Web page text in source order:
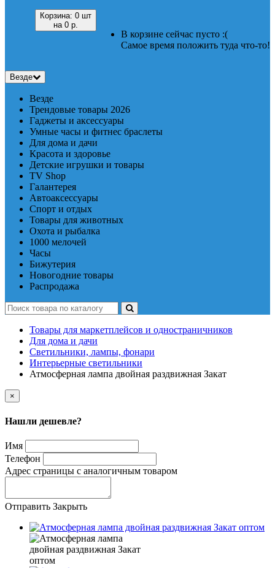
Корзина: 0 шт
на 0 р.
В корзине сейчас пусто :(
Самое время положить туда что-то!
Везде
Везде
Трендовые товары 2026
Гаджеты и аксессуары
Умные часы и фитнес браслеты
Для дома и дачи
Красота и здоровье
Детские игрушки и товары
TV Shop
Галантерея
Автоаксессуары
Спорт и отдых
Товары для животных
Охота и рыбалка
1000 мелочей
Часы
Бижутерия
Новогодние товары
Распродажа
Товары для маркетплейсов и одностраничников
Для дома и дачи
Светильники, лампы, фонари
Интерьерные светильники
Атмосферная лампа двойная раздвижная Закат
×
Нашли дешевле?
Имя
Телефон
Адрес страницы с аналогичным товаром
Отправить Закрыть